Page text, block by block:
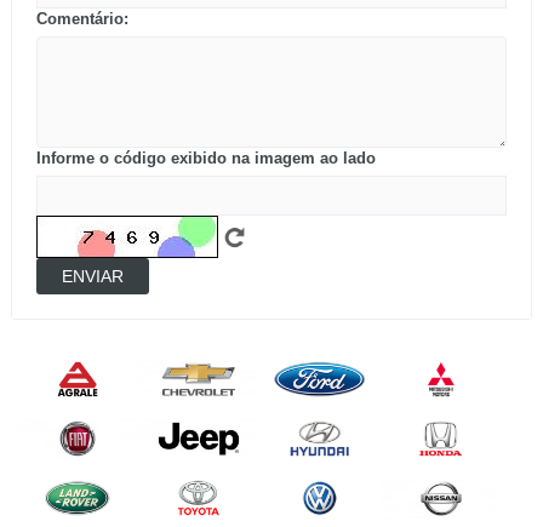
Comentário:
Informe o código exibido na imagem ao lado
ENVIAR